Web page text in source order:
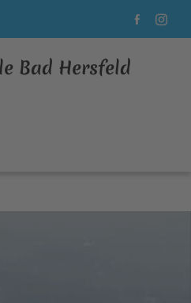
Bad Hersfeld